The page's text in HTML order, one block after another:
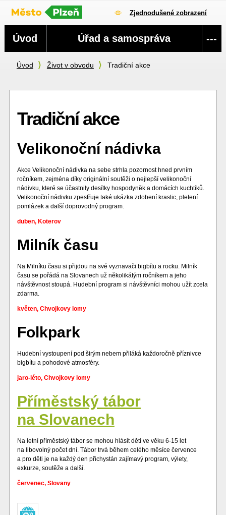
Zjednodušené zobrazení
Úvod Život v obvodu Tradiční akce
Tradiční akce
Velikonoční nádivka
Akce Velikonoční nádivka na sebe strhla pozornost hned prvním
ročníkem, zejména díky originální soutěži o nejlepší velikonoční
nádivku, které se účastnily desítky hospodyněk a domácích kuchtíků.
Velikonoční nádivku zpestřuje také ukázka zdobení kraslic, pletení
pomlázek a další doprovodný program.
duben, Koterov
Milník času
Na Milníku času si přijdou na své vyznavači bigbítu a rocku. Milník
času se pořádá na Slovanech už několikátým ročníkem a jeho
návštěvnost stoupá. Hudební program si návštěvníci mohou užít zcela
zdarma.
květen, Chvojkovy lomy
Folkpark
Hudební vystoupení pod širým nebem přiláká každoročně příznivce
bigbítu a pohodové atmosféry.
jaro-léto, Chvojkovy lomy
Příměstský tábor
na Slovanech
Na letní příměstský tábor se mohou hlásit děti ve věku 6-15 let
na libovolný počet dní. Tábor trvá během celého měsíce července
a pro děti je na každý den přichystán zajímavý program, výlety,
exkurze, soutěže a další.
červenec, Slovany
Navigace
Úvod Úřad a samospráva ---